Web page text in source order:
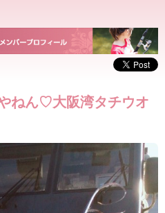
ねん♡大阪湾タチウオ